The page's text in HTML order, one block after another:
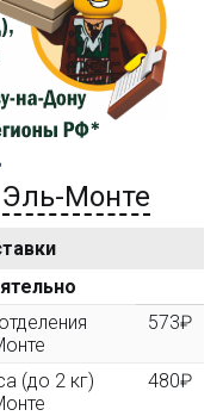
3 000₽, оплатите
150₽ на
скидку на все
10%
Эль-Монте
573₽
(до 2 кг)
480₽